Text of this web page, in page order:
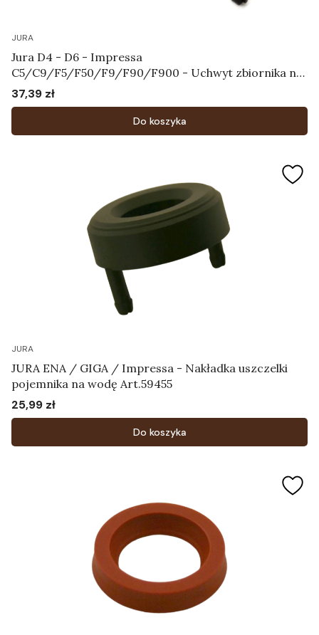
JURA
Jura D4 - D6 - Impressa
C5/C9/F5/F50/F9/F90/F900 - Uchwyt zbiornika na
wodę Art.61830
Cena
37,39 zł
Do koszyka
JURA
JURA ENA / GIGA / Impressa - Nakładka uszczelki
pojemnika na wodę Art.59455
Cena
25,99 zł
Do koszyka